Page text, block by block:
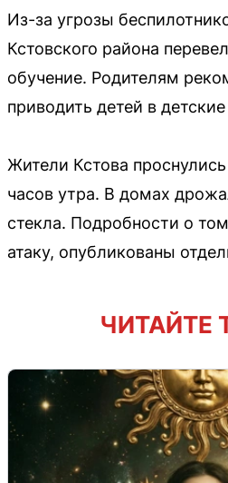
Из-за угрозы
Кстовского района
обучение. Родителям
приводить детей в
Жители Кстова
часов утра. В домах
стекла. Подробности о
атаку, опубликованы
ЧИТАЙТЕ